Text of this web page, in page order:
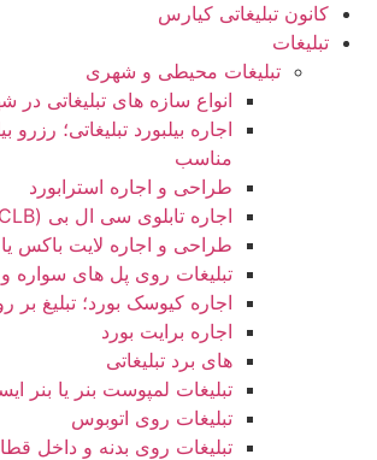
کانون تبلیغاتی کیارس
تبلیغات
تبلیغات محیطی و شهری
انواع سازه‌ های تبلیغاتی در
اجاره بیلبورد تبلیغاتی؛ رزرو
مناسب
طراحی و اجاره استرابورد
اجاره تابلوی سی ال بی (CLB)
طراحی و اجاره لایت باکس یا
تبلیغات روی پل های سواره و
اجاره کیوسک بورد؛ تبلیغ
اجاره برایت بورد
های برد تبلیغاتی
تبلیغات لمپوست بنر یا بنر
تبلیغات روی اتوبوس
تبلیغات روی بدنه و داخل